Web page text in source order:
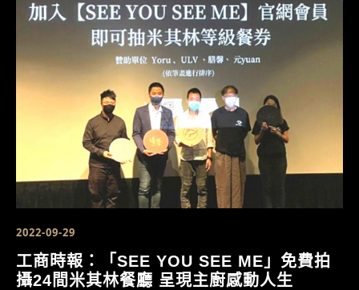
2022-09-29
工商時報：「SEE YOU SEE ME」免費拍
攝24間米其林餐廳 呈現主廚感動人生